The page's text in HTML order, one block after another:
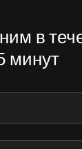
в
минут